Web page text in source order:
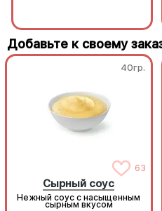
Добавьте к своему
40гр.
63
Сырный соус
Нежный соус с насыщенным
сырным вкусом